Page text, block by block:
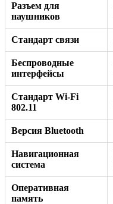
Разъем для
наушников
Стандарт связи
Беспроводные
интерфейсы
Стандарт Wi-Fi
802.11
Версия Bluetooth
Навигационная
система
Оперативная
память